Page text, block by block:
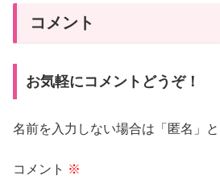
コメント
お気軽にコメントどうぞ！
名前を入力しない場合は「匿名」
コメント ※